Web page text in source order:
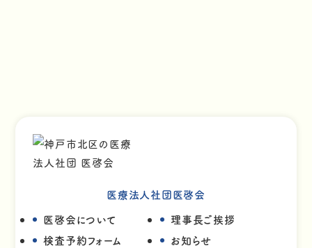
医療法人社団医啓会
医啓会について
理事長ご挨拶
検査予約フォーム
お知らせ